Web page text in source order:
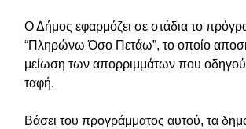
Ο Δήμος εφαρμόζει σε στάδια το
“Πληρώνω Όσο Πετάω”, το οποίο
μείωση των απορριμμάτων που
ταφή.
Βάσει του προγράμματος αυτού, τα